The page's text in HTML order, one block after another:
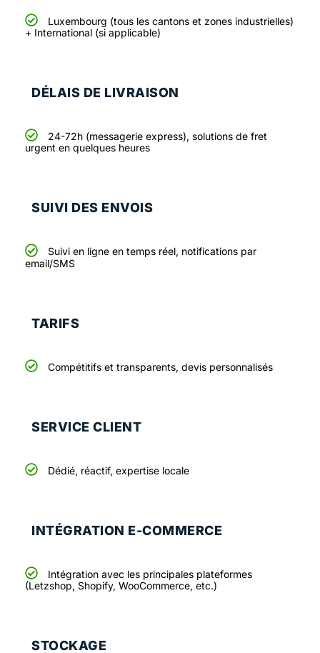
Luxembourg (tous les cantons et zones industrielles)
+ International (si applicable)
DÉLAIS DE LIVRAISON
24-72h (messagerie express), solutions de fret
urgent en quelques heures
SUIVI DES ENVOIS
Suivi en ligne en temps réel, notifications par
email/SMS
TARIFS
Compétitifs et transparents, devis personnalisés
SERVICE CLIENT
Dédié, réactif, expertise locale
INTÉGRATION E-COMMERCE
Intégration avec les principales plateformes
(Letzshop, Shopify, WooCommerce, etc.)
STOCKAGE